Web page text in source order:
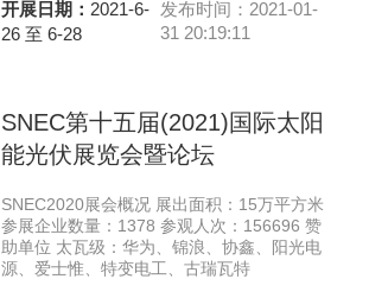
开展日期： 2021-6-
26 至 6-28
发布时间：2021-01-
31 20:19:11
SNEC第十五届(2021)国际太阳
能光伏展览会暨论坛
SNEC2020展会概况 展出面积：15万平方米
参展企业数量：1378 参观人次：156696 赞
助单位 太瓦级：华为、锦浪、协鑫、阳光电
源、爱士惟、特变电工、古瑞瓦特